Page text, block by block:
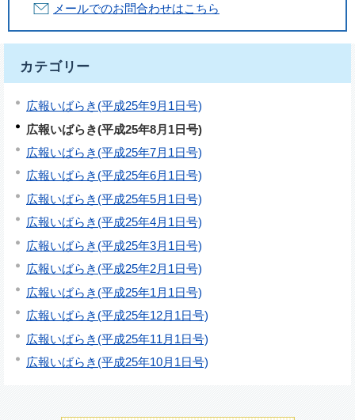
メールでのお問合わせはこちら
カテゴリー
広報いばらき(平成25年9月1日号)
広報いばらき(平成25年8月1日号)
広報いばらき(平成25年7月1日号)
広報いばらき(平成25年6月1日号)
広報いばらき(平成25年5月1日号)
広報いばらき(平成25年4月1日号)
広報いばらき(平成25年3月1日号)
広報いばらき(平成25年2月1日号)
広報いばらき(平成25年1月1日号)
広報いばらき(平成25年12月1日号)
広報いばらき(平成25年11月1日号)
広報いばらき(平成25年10月1日号)